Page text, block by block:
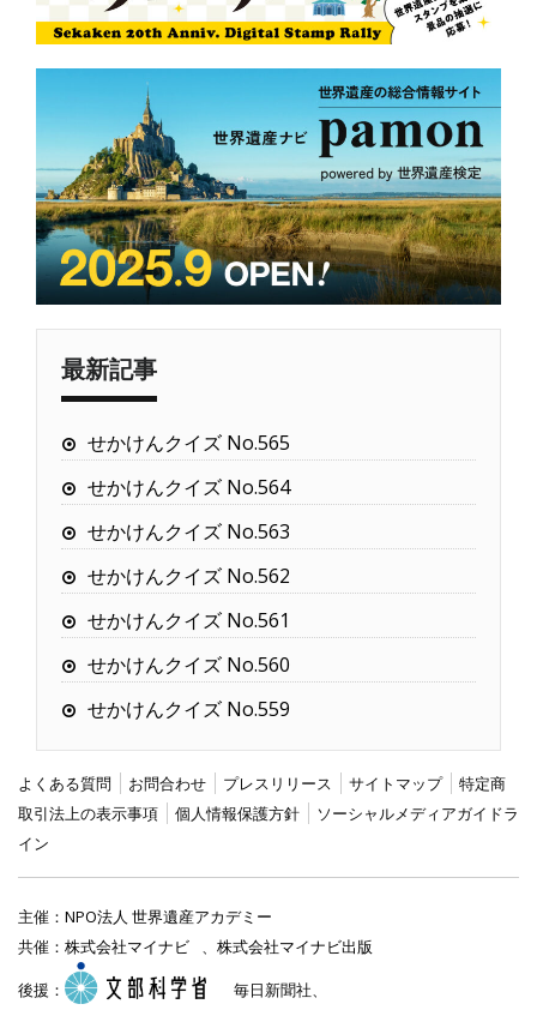
最新記事
せかけんクイズ No.565
せかけんクイズ No.564
せかけんクイズ No.563
せかけんクイズ No.562
せかけんクイズ No.561
せかけんクイズ No.560
せかけんクイズ No.559
よくある質問 お問合わせ プレスリリース サイトマップ
特定商
取引法上の表示事項
個人情報保護方針
ソーシャルメディアガイドラ
イン
主催： NPO法人 世界遺産アカデミー
共催： 株式会社マイナビ 、 株式会社マイナビ出版
後援：
毎日新聞社、